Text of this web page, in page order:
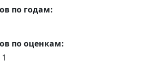
по годам:
по оценкам: